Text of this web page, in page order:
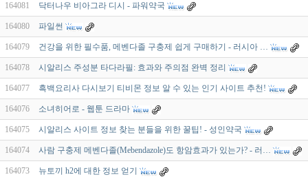
164081 닥터나우 비아그라 디시 - 파워약국
164080 파일썬
164079 건강을 위한 필수품, 메벤다졸 구충제 쉽게 구매하기 - 러시아 …
164078 시알리스 주성분 타다라필: 효과와 주의점 완벽 정리
164077 흑백요리사 다시보기 티비몬 정보 알 수 있는 인기 사이트 추천!
164076 소녀히어로 - 웹툰 드라마
164075 시알리스 사이트 정보 찾는 분들을 위한 꿀팁! - 성인약국
164074 사람 구충제 메벤다졸(Mebendazole)도 항암효과가 있는가? - 러…
164073 뉴토끼 h2에 대한 정보 얻기